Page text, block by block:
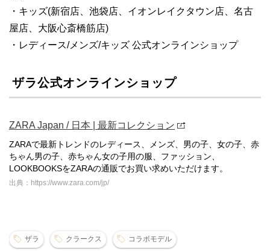
・キッズ(新宿店、池袋店、イオンレイクタウン店、名古
屋店、大阪心斎橋筋店)
・レディース/メンズ/キッズ 公式オンラインショップ
ザラ公式オンラインショップ
ZARA Japan / 日本 | 最新コレクション
ZARAで最新トレンドのレディース、メンズ、男の子、女の子、赤
ちゃん男の子、赤ちゃん女の子用の服、ファッション、
LOOKBOOKSをZARAの通販でお買い求めいただけます。
出典：https://www.zara.com/jp/
ザラ クラークス コラボモデル